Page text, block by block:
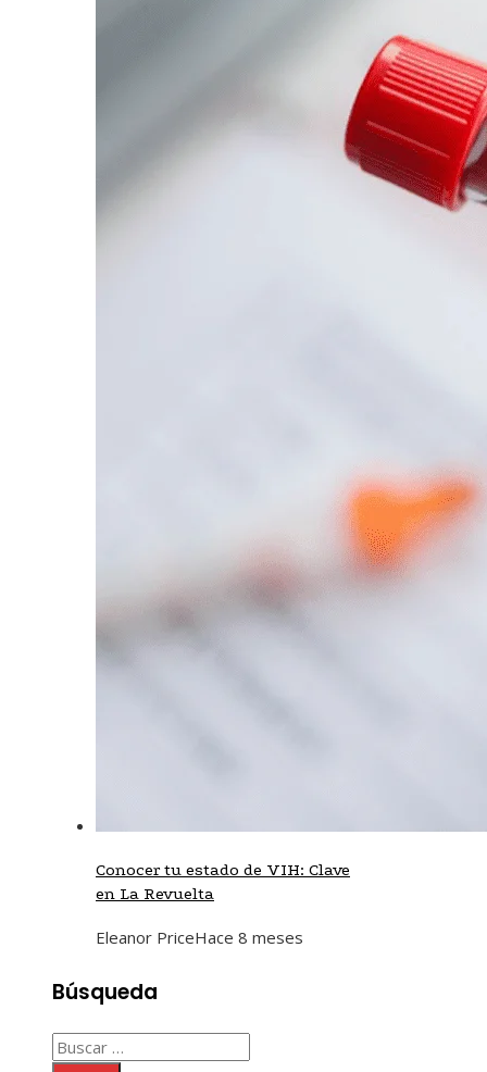
Conocer tu estado de VIH: Clave
en La Revuelta
Eleanor PriceHace 8 meses
Búsqueda
Buscar: